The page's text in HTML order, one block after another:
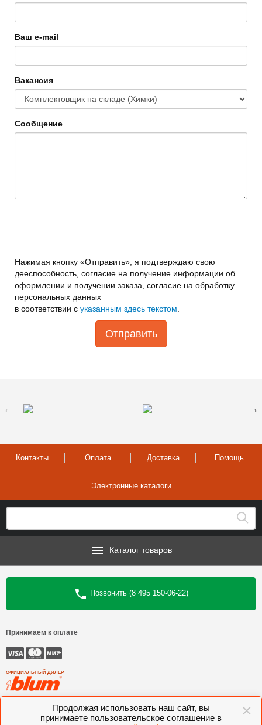
×
Продолжая использовать наш сайт, вы
принимаете пользовательское соглашение в
Ваш e-mail
Вакансия
Сообщение
Нажимая кнопку «Отправить», я подтверждаю свою
дееспособность, согласие на получение информации об
оформлении и получении заказа, согласие на обработку
персональных данных
в соответствии с указанным здесь текстом
Отправить
Контакты Оплата Доставка Помощь
Электронные каталоги
Каталог товаров
Позвонить (8 495 150-06-22)
Принимаем к оплате
ОФИЦИАЛЬНЫЙ ДИЛЕР
Интеркомплект, 2006—2026
Комлектующие для мебели BLUM, FGV, VIBO, KESSEBOHMER, VOLPATO,